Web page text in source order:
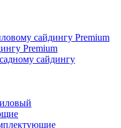
сайдингу Premium
Premium
сайдингу